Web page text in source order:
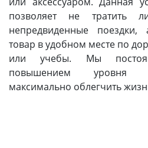
позволяет не тратить
непредвиденные поездки,
товар в удобном месте по
или учебы. Мы
повышением уровня
максимально облегчить